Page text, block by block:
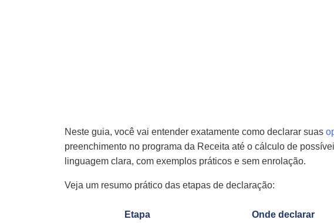
Neste guia, você vai entender exatamente como declarar suas
preenchimento no programa da Receita até o cálculo de
linguagem clara, com exemplos práticos e sem enrolação.
Veja um resumo prático das etapas de declaração:
Etapa Onde declarar